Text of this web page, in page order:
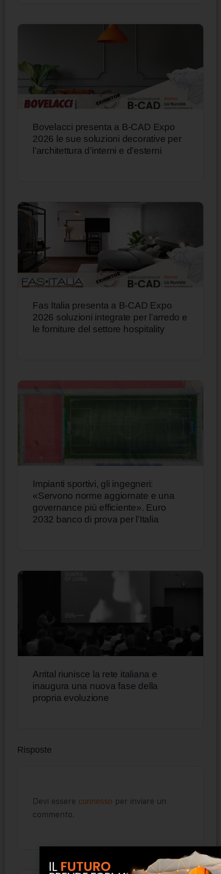
Bovelacci presenta a B-CAD Expo
2026 le sue soluzioni decorative per
l’architettura d’interni e d’esterni
Fas Italia presenta a B-CAD Expo
2026 soluzioni integrate per l’arredo e
le forniture del settore hospitality
Impianti sportivi, gli ingegneri:
«Servono norme aggiornate e una
governance più efficiente». Euro
2032 banco di prova per l’Italia
Arrital riunisce la rete italiana e
inaugura una nuova fase della
propria evoluzione
Risposte
Devi essere connesso per inviare un
commento.